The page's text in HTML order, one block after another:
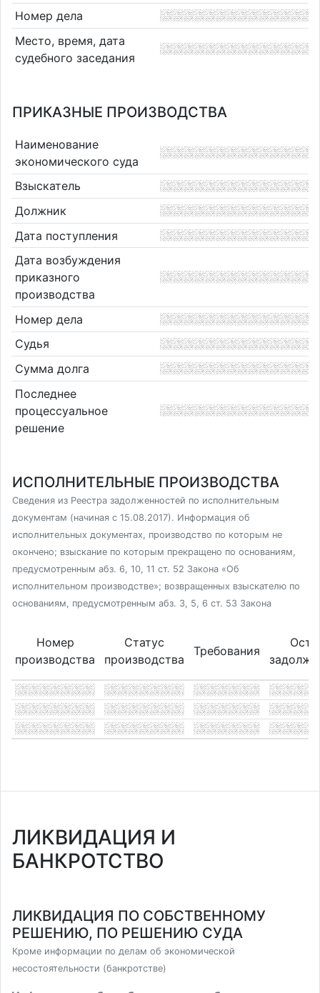
Номер дела
Место, время, дата
судебного заседания
ПРИКАЗНЫЕ ПРОИЗВОДСТВА
Наименование
экономического суда
Взыскатель
Должник
Дата поступления
Дата возбуждения
приказного
производства
Номер дела
Судья
Сумма долга
Последнее
процессуальное
решение
ИСПОЛНИТЕЛЬНЫЕ ПРОИЗВОДСТВА
Сведения из Реестра задолженностей по исполнительным
документам (начиная с 15.08.2017). Информация об
исполнительных документах, производство по которым не
окончено; взыскание по которым прекращено по основаниям,
предусмотренным абз. 6, 10, 11 ст. 52 Закона «Об
исполнительном производстве»; возвращенных взыскателю по
основаниям, предусмотренным абз. 3, 5, 6 ст. 53 Закона
Номер
производства
Статус
производства
Требования
ЛИКВИДАЦИЯ И
БАНКРОТСТВО
ЛИКВИДАЦИЯ ПО СОБСТВЕННОМУ
РЕШЕНИЮ, ПО РЕШЕНИЮ СУДА
Кроме информации по делам об экономической
несостоятельности (банкротстве)